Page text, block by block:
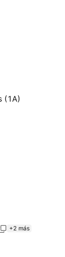
(1A)
+2 más